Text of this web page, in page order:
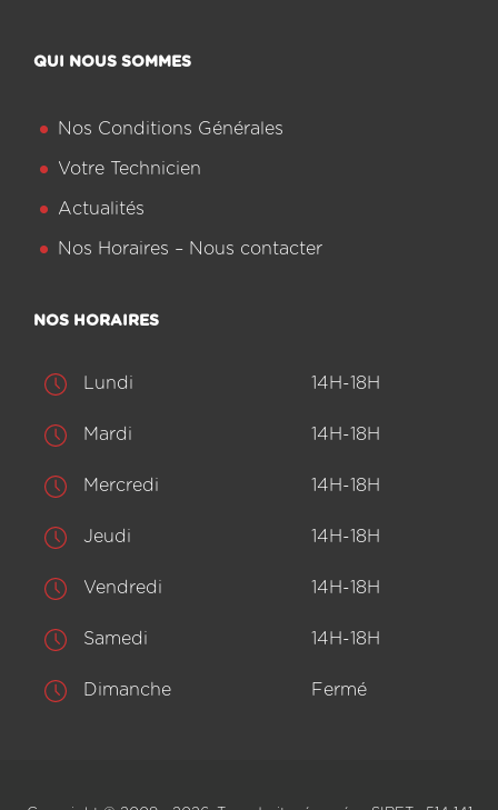
QUI NOUS SOMMES
Nos Conditions Générales
Votre Technicien
Actualités
Nos Horaires – Nous contacter
NOS HORAIRES
Lundi 14H-18H
Mardi 14H-18H
Mercredi 14H-18H
Jeudi 14H-18H
Vendredi 14H-18H
Samedi 14H-18H
Dimanche Fermé